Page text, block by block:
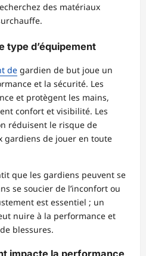
des matériaux
type d’équipement
de gardien de but joue un
et la sécurité. Les
et protègent les mains,
confort et visibilité. Les
réduisent le risque de
gardiens de jouer en toute
que les gardiens peuvent se
se soucier de l’inconfort ou
est essentiel ; un
nuire à la performance et
blessures.
impacte la performance